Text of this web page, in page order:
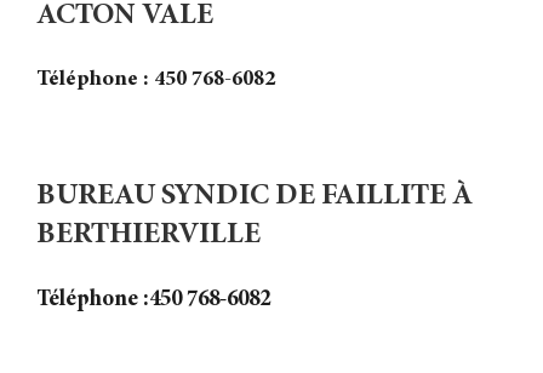
ACTON VALE
Téléphone : 450 768-6082
BUREAU SYNDIC DE FAILLITE À
BERTHIERVILLE
Téléphone :450 768-6082